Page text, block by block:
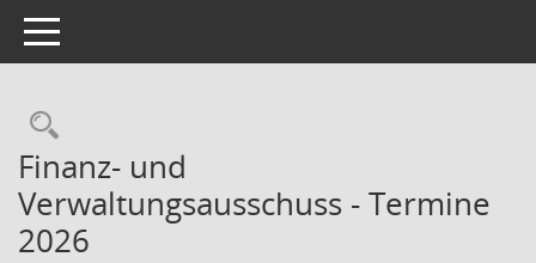
Toggle navigation
Finanz- und
Verwaltungsausschuss - Termine
2026